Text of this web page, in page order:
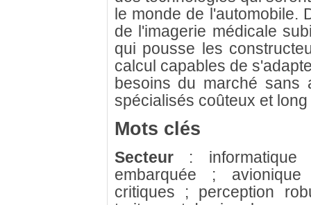
le monde de l'automobile.
de l'imagerie médicale
qui pousse les
calcul capables de
besoins du marché sans
spécialisés coûteux et
Mots clés
Secteur: informatique
embarquée ;
critiques ; perception